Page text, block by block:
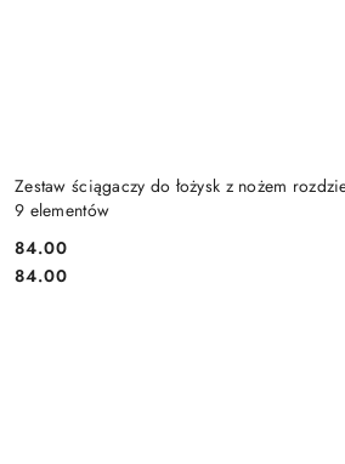
Zestaw ściągaczy do łożysk z nożem
9 elementów
Cena:
84.00
Cena:
84.00